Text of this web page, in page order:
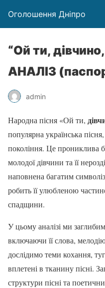
Оголошення Дніпро
“Ой ти,
АНАЛІЗ
admin
Народна пісня «Ой ти,
популярна українська
покоління. Це прониклива
молодої дівчини та її
наповнена багатим
робить її улюбленою
спадщини.
У цьому аналізі ми
включаючи її слова,
дослідимо теми кохання,
вплетені в тканину пісні.
структури пісні та